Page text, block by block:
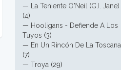
—
La Teniente O'Neil (G.I. Jane)
(4)
— Hooligans - Defiende A Los
Tuyos (3)
— En Un Rincón De La Toscana
(7)
— Troya (29)